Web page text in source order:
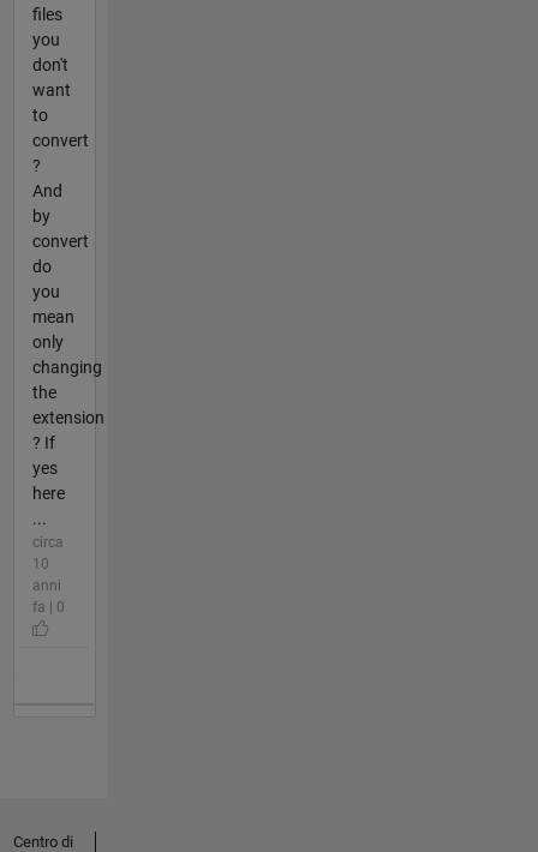
files
you
don't
want
to
convert
?
And
by
convert
do
you
mean
only
changing
the
extension
? If
yes
here
...
circa
10
anni
fa | 0
Centro di